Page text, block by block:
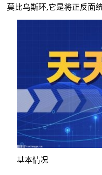
莫比乌斯环,它是将正反面
基本情况